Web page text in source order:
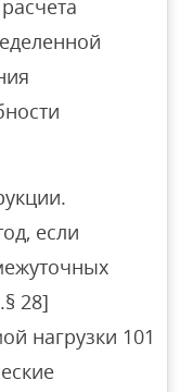
если
28]
нагрузки 101